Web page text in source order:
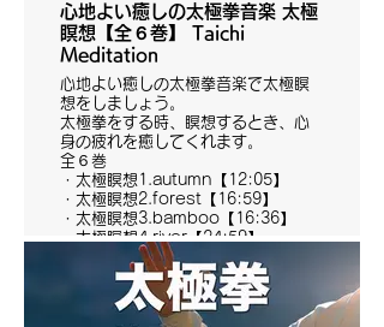
心地よい癒しの太極拳音楽 太極
瞑想【全６巻】 Taichi
Meditation
心地よい癒しの太極拳音楽で太極瞑
想をしましょう。
太極拳をする時、瞑想するとき、心
身の疲れを癒してくれます。
全６巻
・太極瞑想1.autumn【12:05】
・太極瞑想2.forest【16:59】
・太極瞑想3.bamboo【16:36】
・太極瞑想4.river【24:59】
・太極瞑想5.water【19:26】
・太極瞑想6.lake【25:34】